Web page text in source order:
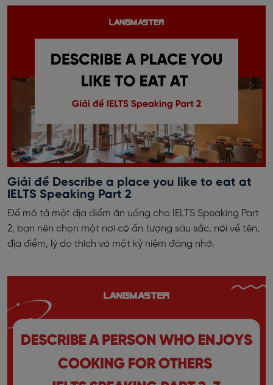
Giải đề Describe a place you like to eat at
IELTS Speaking Part 2
Để mô tả một địa điểm ăn uống cho IELTS Speaking Part
2, bạn nên chọn một nơi có ấn tượng sâu sắc, nói về tên,
địa điểm, lý do thích và một kỷ niệm đáng nhớ.